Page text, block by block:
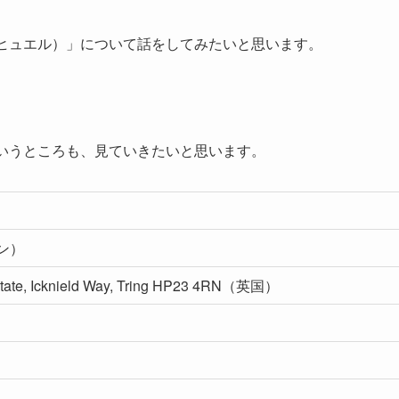
エル）」について話をしてみたいと思います。
ところも、見ていきたいと思います。
Icknield Way, Tring HP23 4RN（英国）